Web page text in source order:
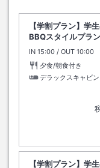
【学割プラン】学
BBQスタイルプラ
IN チェックイン
15:00 / OUT チェッ
10:00
夕食/朝食付き
デラックスキャビ
【学割プラン】学